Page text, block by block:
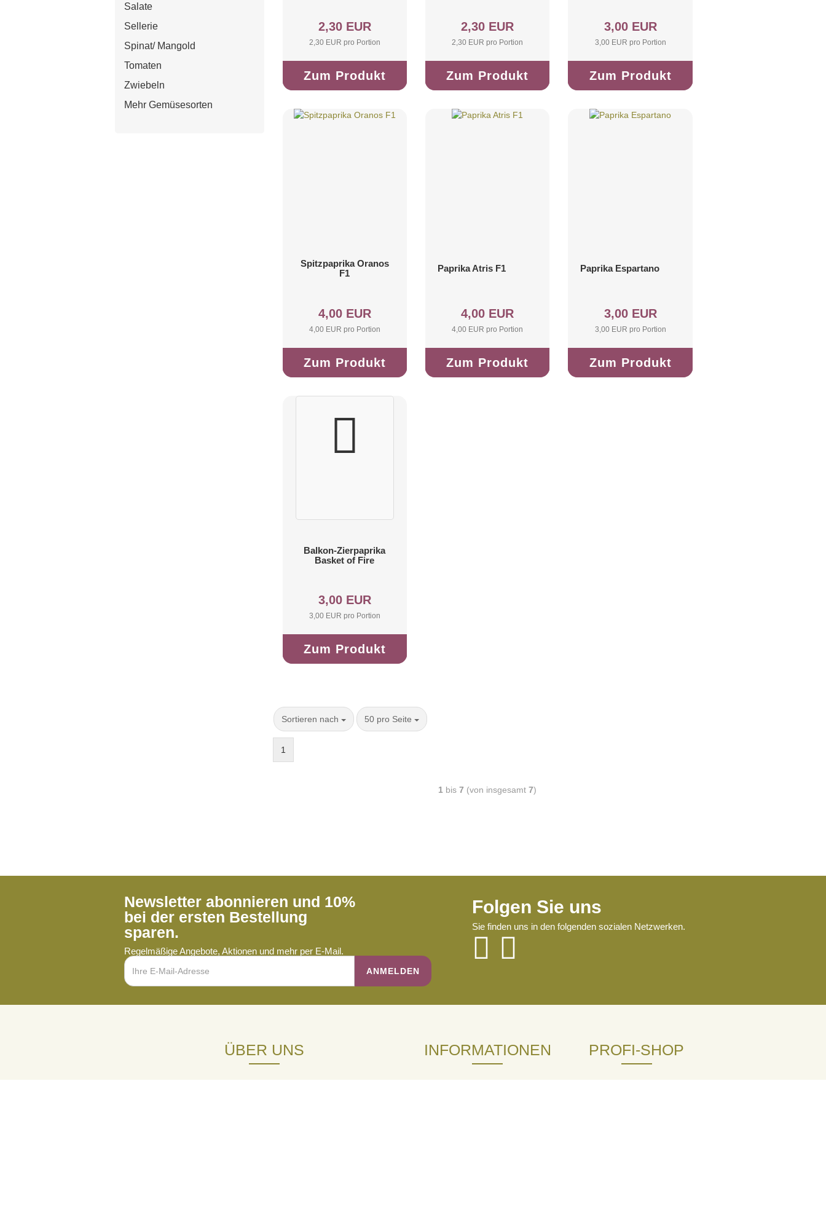
Salate
Sellerie
Spinat/ Mangold
Tomaten
Zwiebeln
Mehr Gemüsesorten
2,30 EUR
2,30 EUR pro Portion
Zum Produkt
2,30 EUR
2,30 EUR pro Portion
Zum Produkt
3,00 EUR
3,00 EUR pro Portion
Zum Produkt
Spitzpaprika Oranos
F1
4,00 EUR
4,00 EUR pro Portion
Zum Produkt
Paprika Atris F1
4,00 EUR
4,00 EUR pro Portion
Zum Produkt
Paprika Espartano
3,00 EUR
3,00 EUR pro Portion
Zum Produkt
Balkon-Zierpaprika
Basket of Fire
3,00 EUR
3,00 EUR pro Portion
Zum Produkt
Sortieren nach 50 pro Seite
1
1 bis7 (von insgesamt7)
Newsletter abonnieren und 10%
bei der ersten Bestellung
sparen.
Regelmäßige Angebote, Aktionen und mehr per E-Mail.
Folgen Sie uns
Sie finden uns in den folgenden sozialen Netzwerken.
ÜBER UNS INFORMATIONEN PROFI-SHOP